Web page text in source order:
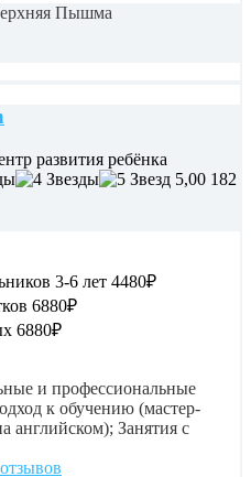
Пышма
развития ребёнка
5,00 182
3-6 лет 4480₽
6880₽
6880₽
и профессиональные
к обучению (мастер-
английском); Занятия с